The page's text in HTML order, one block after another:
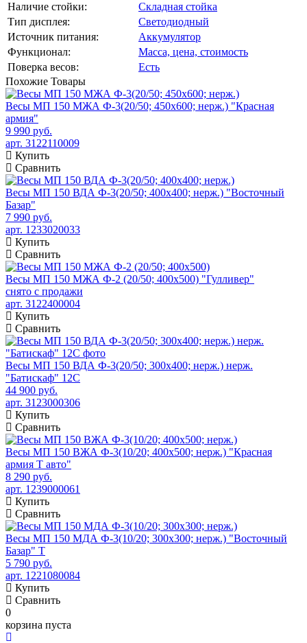
Наличие стойки:
Складная стойка
Тип дисплея:
Светодиодный
Источник питания:
Аккумулятор
Функционал:
Масса, цена, стоимость
Поверка весов:
Есть
Похожие Товары
Весы МП 150 МЖА Ф-3(20/50; 450х600; нерж.) "Красная
армия"
9 990 руб.
арт. 3122110009
Купить
Сравнить
Весы МП 150 ВДА Ф-3(20/50; 400х400; нерж.) "Восточный
Базар"
7 990 руб.
арт. 1233020033
Купить
Сравнить
Весы МП 150 МЖА Ф-2 (20/50; 400х500) "Гулливер"
снято с продажи
арт. 3122400004
Купить
Сравнить
Весы МП 150 ВДА Ф-3(20/50; 300х400; нерж.) нерж.
"Батискаф" 12С
44 900 руб.
арт. 3123000306
Купить
Сравнить
Весы МП 150 ВЖА Ф-3(10/20; 400х500; нерж.) "Красная
армия Т авто"
8 290 руб.
арт. 1239000061
Купить
Сравнить
Весы МП 150 МДА Ф-3(10/20; 300х300; нерж.) "Восточный
Базар" Т
5 790 руб.
арт. 1221080084
Купить
Сравнить
0
корзина пуста